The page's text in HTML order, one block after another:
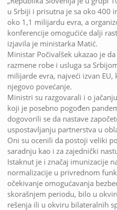
u Srbiji i prisutna je sa oko 400
oko 1,1 milijardu evra, a
konferencije omogućiće dalji
izjavila je ministarka Matić.
Ministar Počivalšek ukazao je
razmene robe i usluga sa
milijarde evra, najveći izvan
njegovo povećanje.
Ministri su razgovarali i o
koji je posebno pogođen
dogovorili se da nastave
uspostavljanju partnerstva u
Oni su ocenili da postoji veliki
saradnju kao i za zajednički
Istaknut je i značaj imunizacije
normalizacije u privrednom
očekivanje omogućavanja
skorašnjem periodu, bilo u
rešenja ili u okviru bilateralnih